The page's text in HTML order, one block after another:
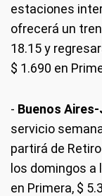
estaciones
ofrecerá un
18.15 y
$ 1.690 en
- Buenos
servicio
partirá de
los domingos a
en Primera, $